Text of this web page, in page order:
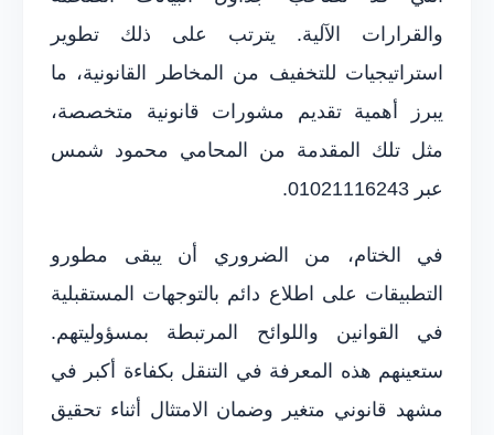
والقرارات الآلية. يترتب على ذلك تطوير
استراتيجيات للتخفيف من المخاطر القانونية، ما
يبرز أهمية تقديم مشورات قانونية متخصصة،
مثل تلك المقدمة من المحامي محمود شمس
عبر 01021116243.
في الختام، من الضروري أن يبقى مطورو
التطبيقات على اطلاع دائم بالتوجهات المستقبلية
في القوانين واللوائح المرتبطة بمسؤوليتهم.
ستعينهم هذه المعرفة في التنقل بكفاءة أكبر في
مشهد قانوني متغير وضمان الامتثال أثناء تحقيق